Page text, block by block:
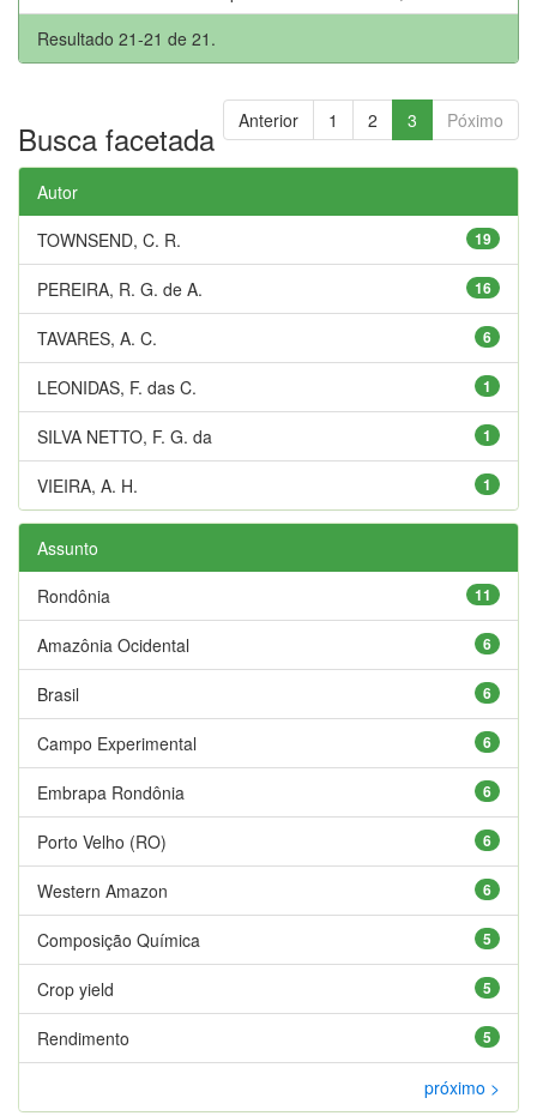
Resultado 21-21 de 21.
Anterior 1 2 3 Póximo
Busca facetada
Autor
19
TOWNSEND, C. R.
16
PEREIRA, R. G. de A.
6
TAVARES, A. C.
1
LEONIDAS, F. das C.
1
SILVA NETTO, F. G. da
1
VIEIRA, A. H.
Assunto
11
Rondônia
6
Amazônia Ocidental
6
Brasil
6
Campo Experimental
6
Embrapa Rondônia
6
Porto Velho (RO)
6
Western Amazon
5
Composição Química
5
Crop yield
5
Rendimento
próximo >